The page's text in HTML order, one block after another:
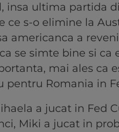
insa ultima partida
ce s-o elimine la
americanca a
se simte bine si
mai ales ca
pentru Romania in
a jucat in Fed
Miki a jucat in